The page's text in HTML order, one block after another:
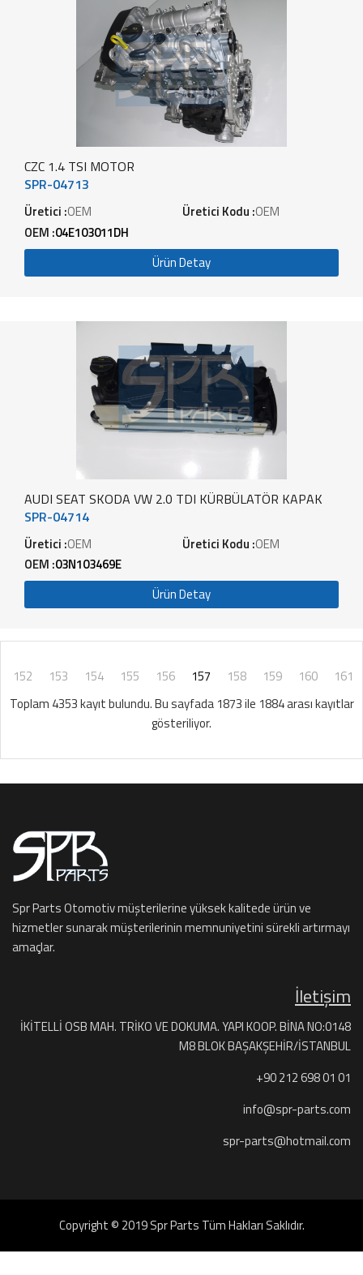
CZC 1.4 TSI MOTOR
SPR-04713
Üretici :OEM Üretici Kodu :OEM
OEM :04E103011DH
Ürün Detay
AUDI SEAT SKODA VW 2.0 TDI KÜRBÜLATÖR KAPAK
SPR-04714
Üretici :OEM Üretici Kodu :OEM
OEM :03N103469E
Ürün Detay
152 153 154 155 156 157 158 159 160
161
Toplam 4353 kayıt bulundu. Bu sayfada 1873 ile 1884 arası kayıtlar
gösteriliyor.
Spr Parts Otomotiv müşterilerine yüksek kalitede ürün ve
hizmetler sunarak müşterilerinin memnuniyetini sürekli artırmayı
amaçlar.
İletişim
İKİTELLİ OSB MAH. TRİKO VE DOKUMA. YAPI KOOP. BİNA NO:0148
M8 BLOK BAŞAKŞEHİR/İSTANBUL
+90 212 698 01 01
info@spr-parts.com
spr-parts@hotmail.com
Copyright © 2019 Spr Parts Tüm Hakları Saklıdır.